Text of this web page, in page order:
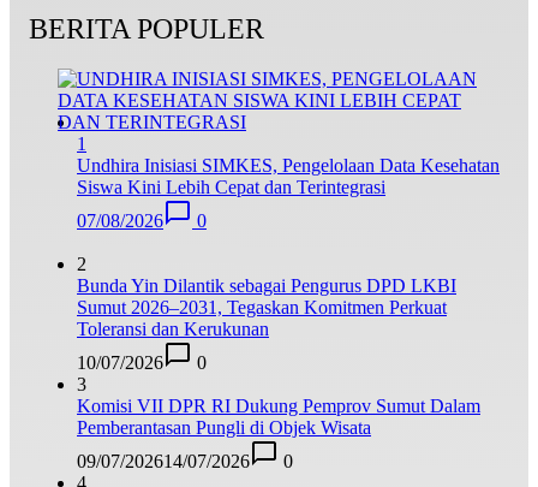
BERITA POPULER
1
Undhira Inisiasi SIMKES, Pengelolaan Data Kesehatan
Siswa Kini Lebih Cepat dan Terintegrasi
07/08/2026
0
2
Bunda Yin Dilantik sebagai Pengurus DPD LKBI
Sumut 2026–2031, Tegaskan Komitmen Perkuat
Toleransi dan Kerukunan
10/07/2026
0
3
Komisi VII DPR RI Dukung Pemprov Sumut Dalam
Pemberantasan Pungli di Objek Wisata
09/07/202614/07/2026
0